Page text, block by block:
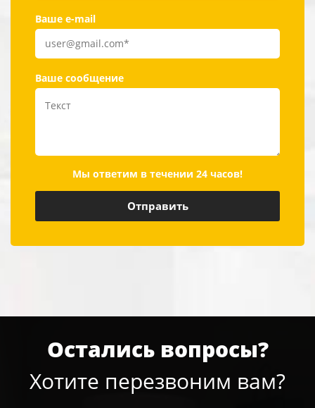
Ваше e-mail
Ваше сообщение
Мы ответим в течении 24 часов!
Остались вопросы?
Хотите перезвоним вам?